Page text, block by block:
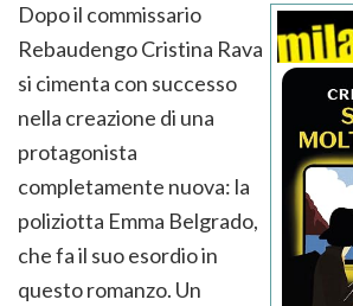
Dopo il commissario
Rebaudengo Cristina Rava
si cimenta con successo
nella creazione di una
protagonista
completamente nuova: la
poliziotta Emma Belgrado,
che fa il suo esordio in
questo romanzo. Un